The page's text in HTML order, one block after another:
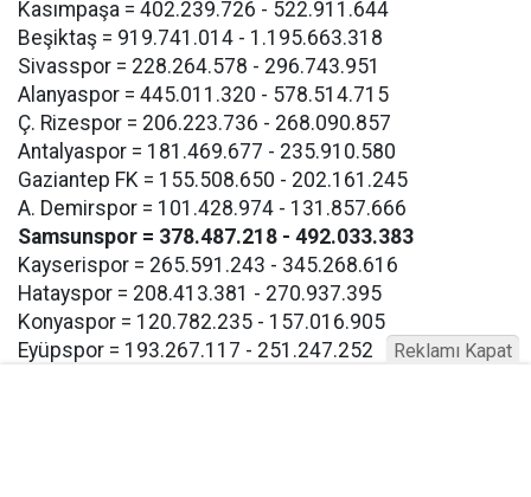
Kasımpaşa = 402.239.726 - 522.911.644
Beşiktaş = 919.741.014 - 1.195.663.318
Sivasspor = 228.264.578 - 296.743.951
Alanyaspor = 445.011.320 - 578.514.715
Ç. Rizespor = 206.223.736 - 268.090.857
Antalyaspor = 181.469.677 - 235.910.580
Gaziantep FK = 155.508.650 - 202.161.245
A. Demirspor = 101.428.974 - 131.857.666
Samsunspor = 378.487.218 - 492.033.383
Kayserispor = 265.591.243 - 345.268.616
Hatayspor = 208.413.381 - 270.937.395
Konyaspor = 120.782.235 - 157.016.905
Eyüpspor = 193.267.117 - 251.247.252
Reklamı Kapat